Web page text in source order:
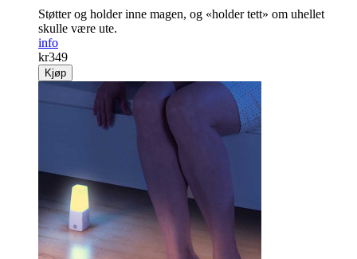
Støtter og holder inne magen, og «holder tett» om uhellet
skulle være ute.
info
kr349
Kjøp